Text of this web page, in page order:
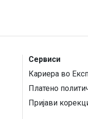
Сервиси
Кариера во
Платено
Пријави